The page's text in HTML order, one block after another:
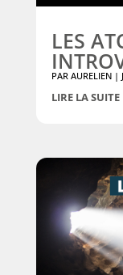
LES
PAR AURELIEN|
LIRE LA SUITE